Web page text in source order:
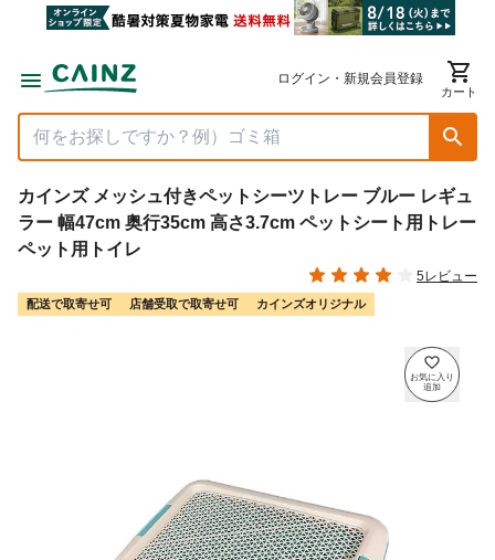
ログイン・新規会員登録
カート
カインズ メッシュ付きペットシーツトレー ブルー レギュ
ラー 幅47cm 奥行35cm 高さ3.7cm ペットシート用トレー
ペット用トイレ
5レビュー
配送で取寄せ可 店舗受取で取寄せ可 カインズオリジナル